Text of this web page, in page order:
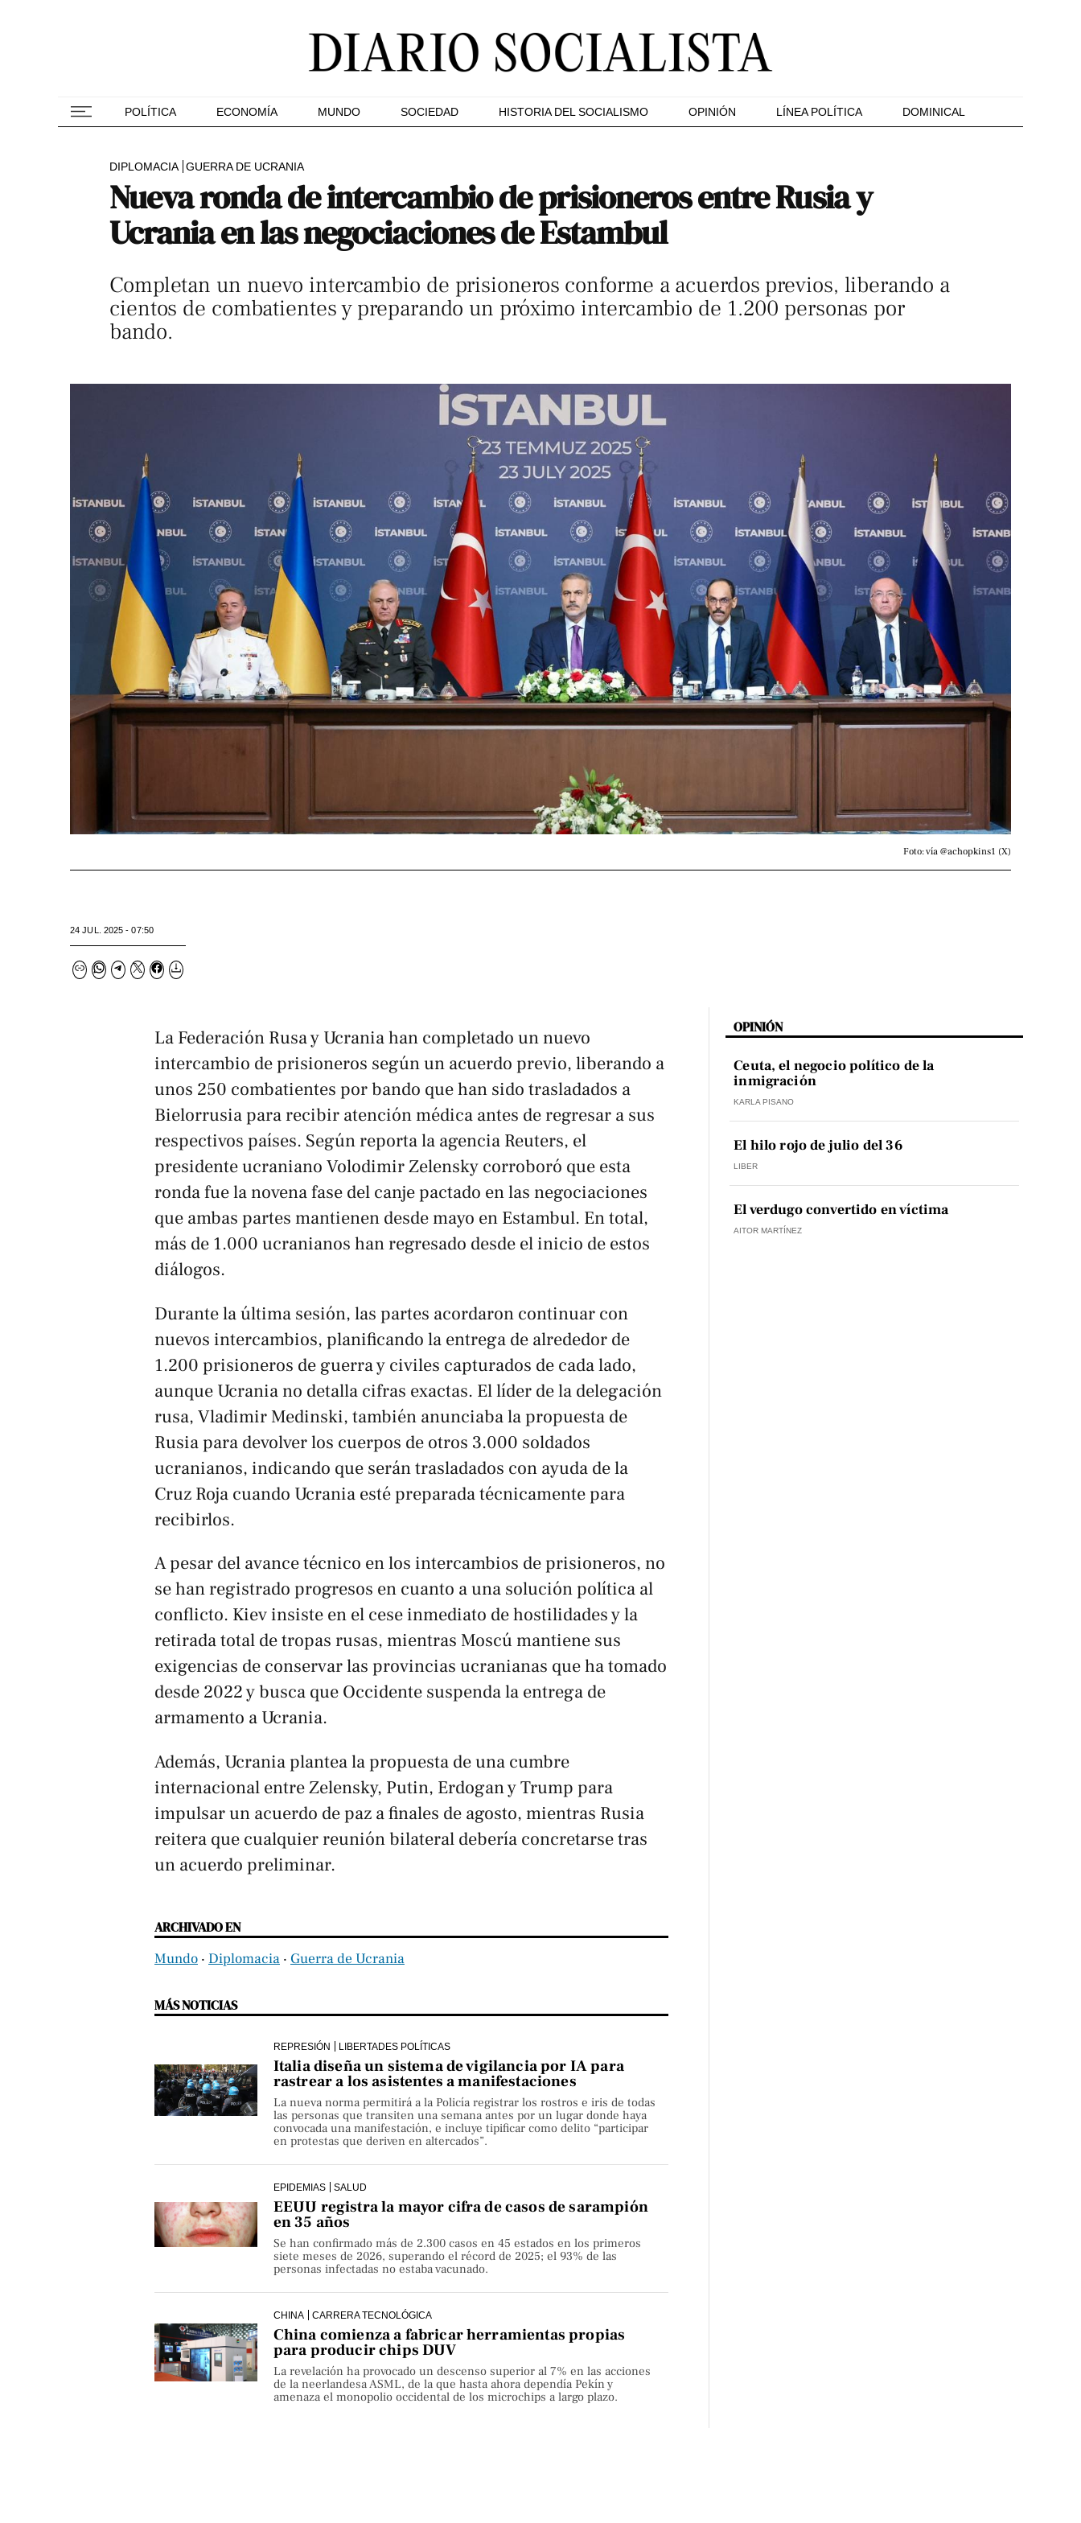
POLÍTICA ECONOMÍA MUNDO SOCIEDAD HISTORIA DEL SOCIALISMO OPINIÓN LÍNEA POLÍTICA DOMINICAL
DIPLOMACIA GUERRA DE UCRANIA
Nueva ronda de intercambio de prisioneros entre Rusia y
Ucrania en las negociaciones de Estambul
Completan un nuevo intercambio de prisioneros conforme a acuerdos previos, liberando a
cientos de combatientes y preparando un próximo intercambio de 1.200 personas por
bando.
Foto: vía @achopkins1 (X)
24 JUL. 2025 - 07:50
La Federación Rusa y Ucrania han completado un nuevo
intercambio de prisioneros según un acuerdo previo, liberando a
unos 250 combatientes por bando que han sido trasladados a
Bielorrusia para recibir atención médica antes de regresar a sus
respectivos países. Según reporta la agencia Reuters, el
presidente ucraniano Volodimir Zelensky corroboró que esta
ronda fue la novena fase del canje pactado en las negociaciones
que ambas partes mantienen desde mayo en Estambul. En total,
más de 1.000 ucranianos han regresado desde el inicio de estos
diálogos.
Durante la última sesión, las partes acordaron continuar con
nuevos intercambios, planificando la entrega de alrededor de
1.200 prisioneros de guerra y civiles capturados de cada lado,
aunque Ucrania no detalla cifras exactas. El líder de la delegación
rusa, Vladimir Medinski, también anunciaba la propuesta de
Rusia para devolver los cuerpos de otros 3.000 soldados
ucranianos, indicando que serán trasladados con ayuda de la
Cruz Roja cuando Ucrania esté preparada técnicamente para
recibirlos.
A pesar del avance técnico en los intercambios de prisioneros, no
se han registrado progresos en cuanto a una solución política al
conflicto. Kiev insiste en el cese inmediato de hostilidades y la
retirada total de tropas rusas, mientras Moscú mantiene sus
exigencias de conservar las provincias ucranianas que ha tomado
desde 2022 y busca que Occidente suspenda la entrega de
armamento a Ucrania.
Además, Ucrania plantea la propuesta de una cumbre
internacional entre Zelensky, Putin, Erdogan y Trump para
impulsar un acuerdo de paz a finales de agosto, mientras Rusia
reitera que cualquier reunión bilateral debería concretarse tras
un acuerdo preliminar.
ARCHIVADO EN
Mundo ‧ Diplomacia ‧ Guerra de Ucrania
MÁS NOTICIAS
REPRESIÓN LIBERTADES POLÍTICAS
Italia diseña un sistema de vigilancia por IA para
rastrear a los asistentes a manifestaciones
La nueva norma permitirá a la Policía registrar los rostros e iris de todas
las personas que transiten una semana antes por un lugar donde haya
convocada una manifestación, e incluye tipificar como delito “participar
en protestas que deriven en altercados”.
EPIDEMIAS SALUD
EEUU registra la mayor cifra de casos de sarampión
en 35 años
Se han confirmado más de 2.300 casos en 45 estados en los primeros
siete meses de 2026, superando el récord de 2025; el 93% de las
personas infectadas no estaba vacunado.
CHINA CARRERA TECNOLÓGICA
China comienza a fabricar herramientas propias
para producir chips DUV
La revelación ha provocado un descenso superior al 7% en las acciones
de la neerlandesa ASML, de la que hasta ahora dependía Pekín y
amenaza el monopolio occidental de los microchips a largo plazo.
OPINIÓN
Ceuta, el negocio político de la
inmigración
KARLA PISANO
El hilo rojo de julio del 36
LIBER
El verdugo convertido en víctima
AITOR MARTÍNEZ